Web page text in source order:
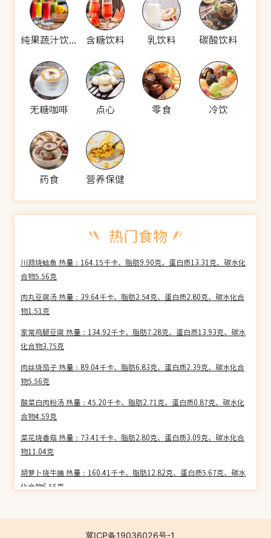
纯果蔬汁饮料 含糖饮料 乳饮料 碳酸饮料
无糖咖啡 点心 零食 冷饮
药食 营养保健
川蒜烧鲶鱼 热量：164.15千卡、脂肪9.90克、蛋白质13.31克、碳水化
合物5.56克
肉丸豆腐汤 热量：39.64千卡、脂肪2.54克、蛋白质2.80克、碳水化合
物1.51克
家常鸡腿豆腐 热量：134.92千卡、脂肪7.28克、蛋白质13.93克、碳水
化合物3.75克
肉丝烧茄子 热量：89.04千卡、脂肪6.83克、蛋白质2.39克、碳水化合
物5.56克
酸菜白肉粉汤 热量：45.20千卡、脂肪2.71克、蛋白质0.87克、碳水化
合物4.59克
菜花烧香菇 热量：73.41千卡、脂肪2.80克、蛋白质3.09克、碳水化合
物11.04克
胡萝卜烧牛腩 热量：160.41千卡、脂肪12.82克、蛋白质5.67克、碳水
化合物6.55克
化合物4.99克
冀ICP备19036026号-1